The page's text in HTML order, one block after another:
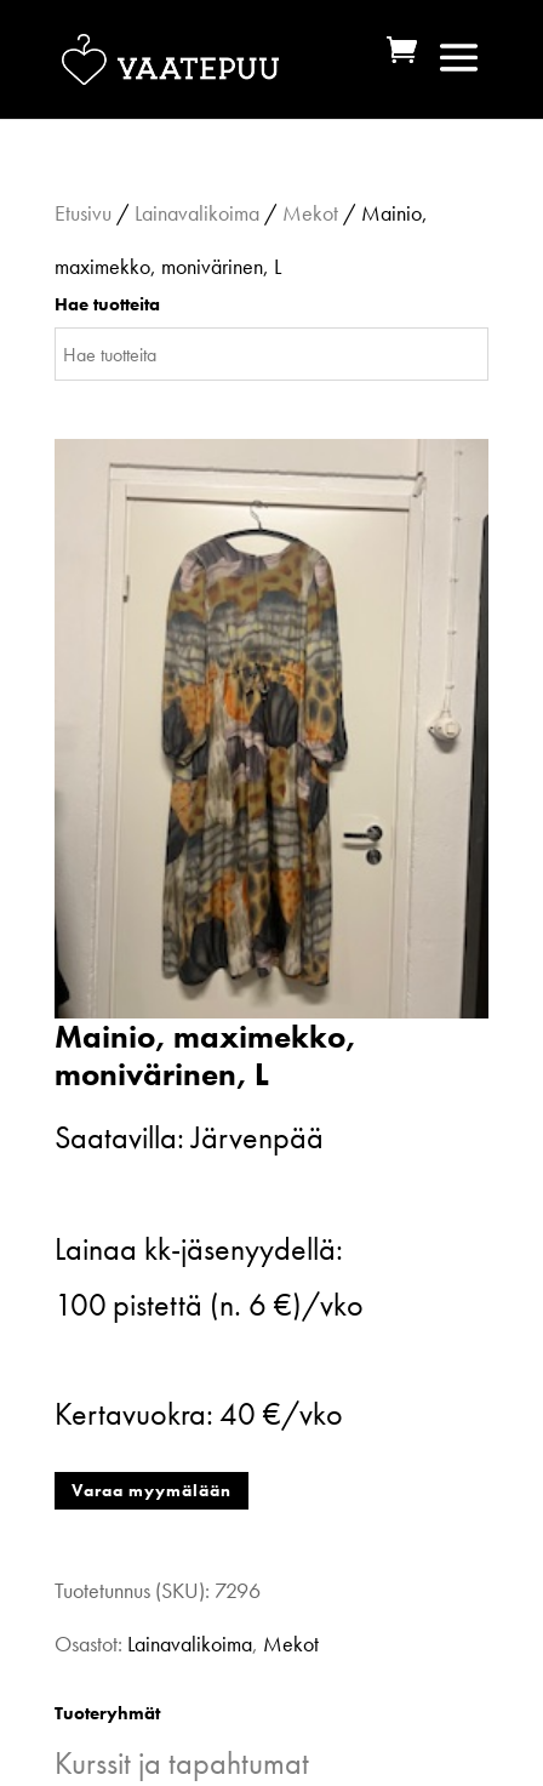
Etusivu / Lainavalikoima/ Mekot/ Mainio,
maximekko, monivärinen, L
Hae tuotteita
Mainio, maximekko,
monivärinen, L
Saatavilla: Järvenpää
maximekko,
monivärinen,
määrä
Lainaa kk-jäsenyydellä:
100 pistettä (n. 6 €)/vko
Kertavuokra:40 €/vko
Varaa myymälään
Tuotetunnus (SKU): 7296
Osastot: Lainavalikoima, Mekot
Tuoteryhmät
Kurssit ja tapahtumat